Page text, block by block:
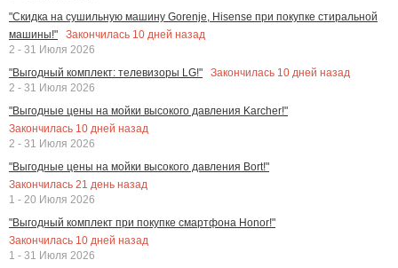
"Скидка на сушильную машину Gorenje, Hisense при покупке стиральной
машины!"
Закончилась 10 дней назад
2 - 31 Июля 2026
"Выгодный комплект: телевизоры LG!"
Закончилась 10 дней назад
2 - 31 Июля 2026
"Выгодные цены на мойки высокого давления Karcher!"
Закончилась 10 дней назад
2 - 31 Июля 2026
"Выгодные цены на мойки высокого давления Bort!"
Закончилась 21 день назад
1 - 20 Июля 2026
"Выгодный комплект при покупке смартфона Honor!"
Закончилась 10 дней назад
1 - 31 Июля 2026